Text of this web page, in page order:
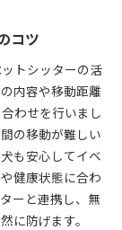
コツ
トシッターの活
内容や移動距離
わせを行いまし
の移動が難しい
も安心してイベ
健康状態に合わ
ーと連携し、無
に防げます。